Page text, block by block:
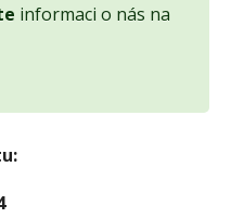
informaci o nás na